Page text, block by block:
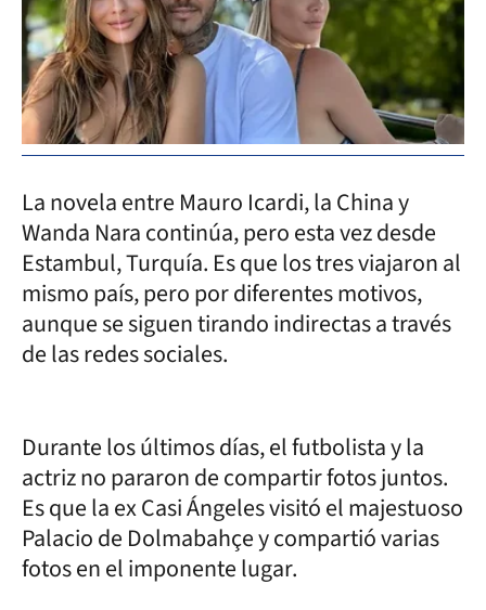
La novela entre Mauro Icardi, la China y
Wanda Nara continúa, pero esta vez desde
Estambul, Turquía. Es que los tres viajaron al
mismo país, pero por diferentes motivos,
aunque se siguen tirando indirectas a través
de las redes sociales.
Durante los últimos días, el futbolista y la
actriz no pararon de compartir fotos juntos.
Es que la ex Casi Ángeles visitó el majestuoso
Palacio de Dolmabahçe y compartió varias
fotos en el imponente lugar.